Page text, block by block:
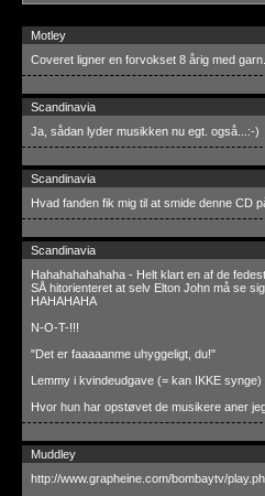
Motley
Coveret ligner en forvokset 8 årig med
Scandinavia
Ja, sådan lyder musikken nu egt. også...:-)
Scandinavia
Hvad fanden fik mig til at smide denne CD
Scandinavia
Hahahahahahaha - Helt klart en af de
SÅ hitorienteret at selv Elton John må se
HAHAHAHA
N-O-T-!!!
"Det er faaaaanme uhyggeligt, du!"
Lemmy i kvindeudgave (= kan IKKE synge)
Hvor hun har opstøvet de musikere aner
Muddley
http://www.grapheine.com/bombaytv/